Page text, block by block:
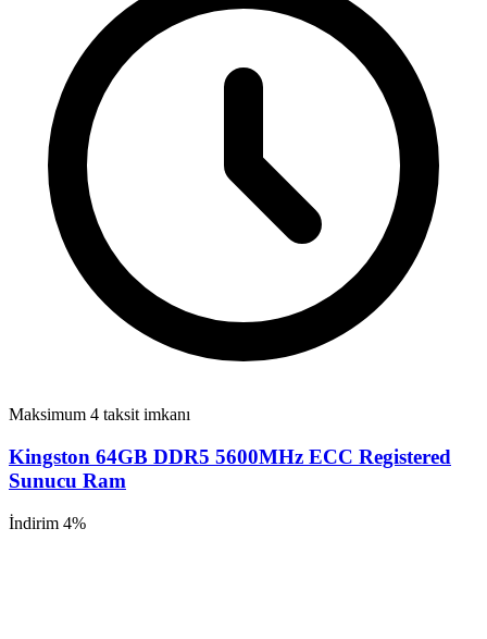
Maksimum 4 taksit imkanı
Kingston 64GB DDR5 5600MHz ECC Registered
Sunucu Ram
İndirim 4%